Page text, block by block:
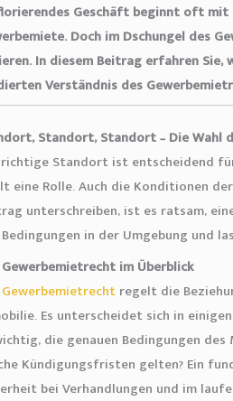
Geschäft beginnt oft
Doch im Dschungel des
In diesem Beitrag erfahren
Verständnis des
Standort, Standort – Die Wahl
Standort ist entscheidend
eine Rolle. Auch die Konditionen
unterschreiben, ist es ratsam,
in der Umgebung und
Gewerbemietrecht im Überblick
Gewerbemietrecht regelt die
Es unterscheidet sich in
die genauen Bedingungen
Kündigungsfristen gelten? Ein
bei Verhandlungen und im